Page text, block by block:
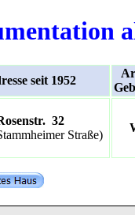
seit 1952
32
Straße)